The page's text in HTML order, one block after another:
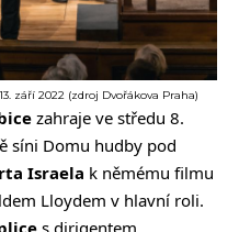
září 2022 (zdroj Dvořákova Praha)
zahraje ve středu 8.
síni Domu hudby pod
Israela k němému filmu
Lloydem v hlavní roli.
s dirigentem